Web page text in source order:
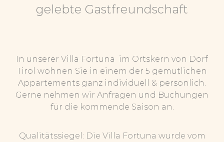
gelebte Gastfreundschaft
In unserer Villa Fortuna im Ortskern von Dorf
Tirol wohnen Sie in einem der 5 gemütlichen
Appartements ganz individuell & persönlich.
Gerne nehmen wir Anfragen und Buchungen
für die kommende Saison an.
Qualitätssiegel: Die Villa Fortuna wurde vom